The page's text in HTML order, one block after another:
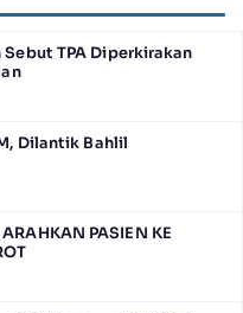
Sebut TPA Diperkirakan
Dilantik Bahlil
PASIEN KE